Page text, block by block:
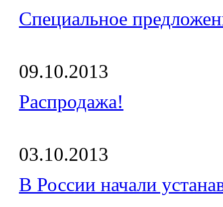
Специальное
09.10.2013
Распродажа!
03.10.2013
В России начали